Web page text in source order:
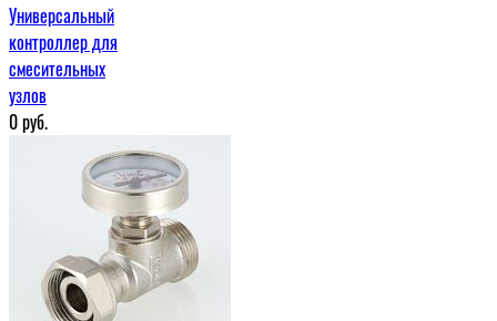
Универсальный
контроллер для
смесительных
узлов
0руб.